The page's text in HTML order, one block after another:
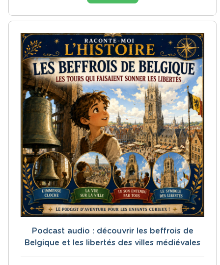
Podcast audio : découvrir les beffrois de
Belgique et les libertés des villes médiévales